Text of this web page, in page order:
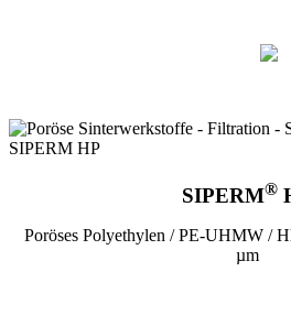
SIPERM®
Poröses Polyethylen / PE-UHMW /
µm